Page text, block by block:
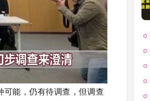
可能，仍有待调查，但调查